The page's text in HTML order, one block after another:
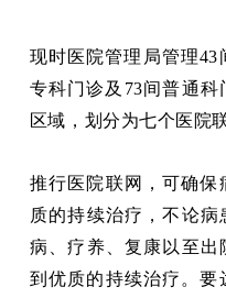
现时医院管理局管理43
专科门诊及73间普通
区域，划分为七个医院
推行医院联网，可确保
质的持续治疗，不论
病、疗养、复康以至
到优质的持续治疗。要